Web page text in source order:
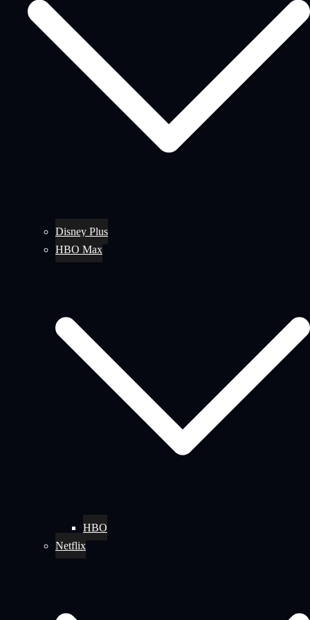
Disney Plus
HBO Max
HBO
Netflix